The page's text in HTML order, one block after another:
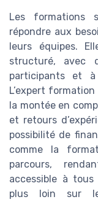
Les formations
répondre aux
leurs équipes.
structuré, avec
participants et à
L’expert
la montée en
et retours
possibilité de
comme la
parcours,
accessible à
plus loin sur le